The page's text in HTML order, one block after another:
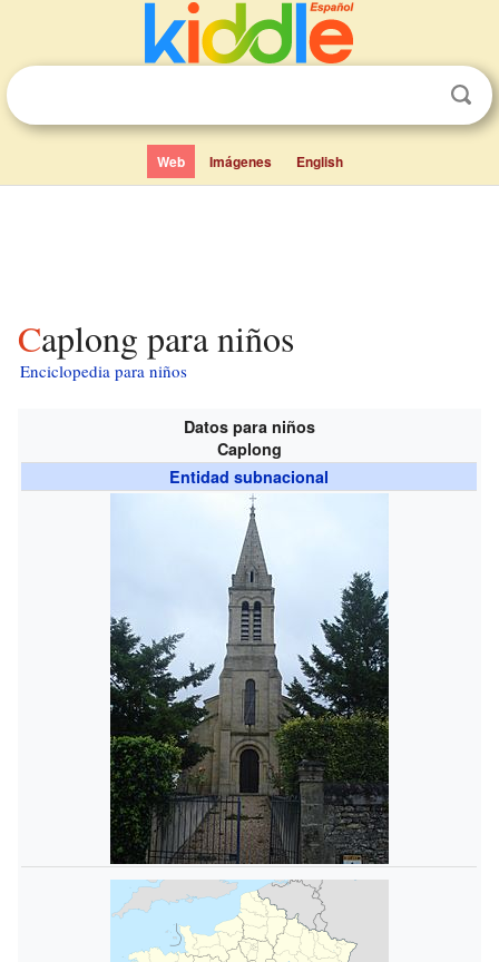
Web Imágenes English
Caplong para niños
Enciclopedia para niños
Datos para niños
Caplong
Entidad subnacional